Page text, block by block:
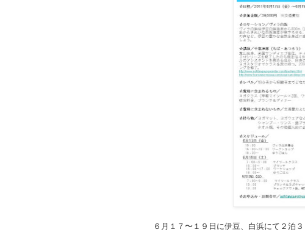
６月１７〜１９日に伊豆、白浜にて２泊